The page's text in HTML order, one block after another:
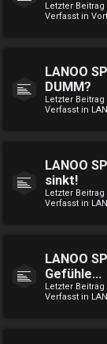
Letzter Beitrag
Verfasst in
LANOO
DUMM?
Letzter Beitrag
Verfasst in
LANOO
sinkt!
Letzter Beitrag
Verfasst in
LANOO
Gefühle...
Letzter Beitrag
Verfasst in